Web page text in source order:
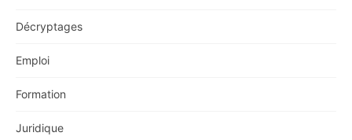
Décryptages
Emploi
Formation
Juridique